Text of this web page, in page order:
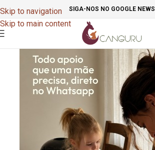
Skip to navigation
Skip to main content
SIGA-NOS NO GOOGLE NEWS